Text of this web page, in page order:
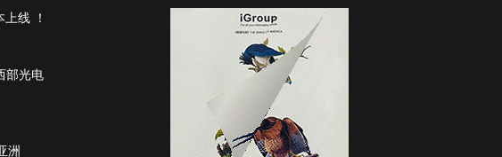
线 ！
部光电
洲